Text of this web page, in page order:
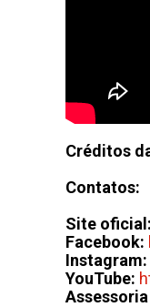
Créditos
Contatos:
Site oficial:
Facebook:
Instagram:
YouTube: